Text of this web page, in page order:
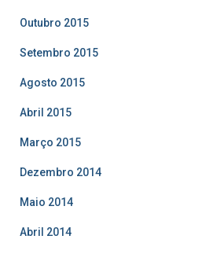
Outubro 2015
Setembro 2015
Agosto 2015
Abril 2015
Março 2015
Dezembro 2014
Maio 2014
Abril 2014